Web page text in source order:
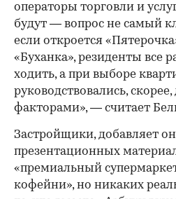
операторы торговли и
будут — вопрос не самый
если откроется
«Буханка», резиденты все
ходить, а при выборе
руководствовались,
факторами», — считает
Застройщики, добавляет
презентационных
«премиальный
кофейни», но никаких